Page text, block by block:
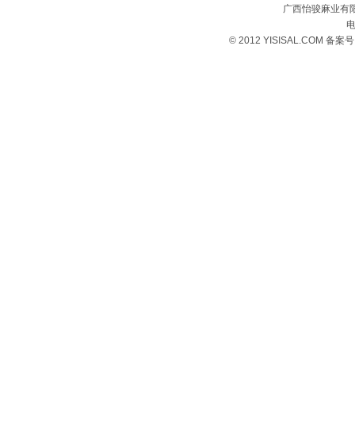
广西怡骏麻业有
© 2012 YISISAL.COM 备案